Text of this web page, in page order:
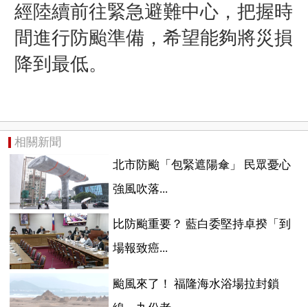
經陸續前往緊急避難中心，把握時
間進行防颱準備，希望能夠將災損
降到最低。
相關新聞
北市防颱「包緊遮陽傘」 民眾憂心
強風吹落...
比防颱重要？ 藍白委堅持卓揆「到
場報致癌...
颱風來了！ 福隆海水浴場拉封鎖